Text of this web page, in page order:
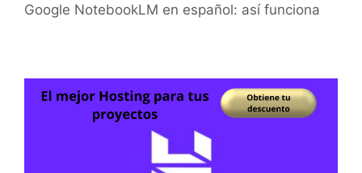
Google NotebookLM en español: así funciona